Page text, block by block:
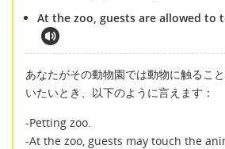
At the zoo, guests are allowed to
あなたがその動物園では動物に触るこ
いたいとき、以下のように言えます：
-Petting zoo.
-At the zoo, guests may touch the